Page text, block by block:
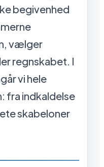
begivenhed
vælger
regnskabet. I
vi hele
fra indkaldelse
skabeloner